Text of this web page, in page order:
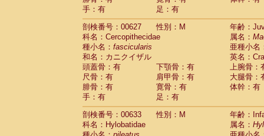
手：有
足：有
剖検番号：00627
性別：M
年齢：
科名：Cercopithecidae
属名：
種小名： fascicularis
亜種小名
和名：カニクイザル
英名：
頭蓋骨：有
下顎骨：有
上腕骨：
尺骨：有
肩甲骨：有
大腿骨：
腓骨：有
寛骨：有
体幹：有
手：有
足：有
剖検番号：00633
性別：M
年齢：
科名：Hylobatidae
属名：